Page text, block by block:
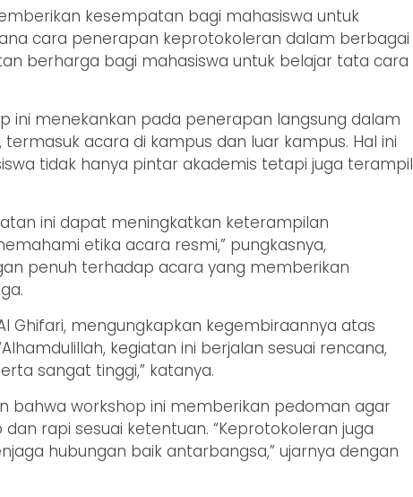
kesempatan bagi mahasiswa untuk
cara penerapan keprotokoleran dalam berbagai
berharga bagi mahasiswa untuk belajar tata cara
ini menekankan pada penerapan langsung dalam
acara di kampus dan luar kampus. Hal ini
tidak hanya pintar akademis tetapi juga terampil
ini dapat meningkatkan keterampilan
etika acara resmi,” pungkasnya,
penuh terhadap acara yang memberikan
Ghifari, mengungkapkan kegembiraannya atas
kegiatan ini berjalan sesuai rencana,
sangat tinggi,” katanya.
bahwa workshop ini memberikan pedoman agar
rapi sesuai ketentuan. “Keprotokoleran juga
hubungan baik antarbangsa,” ujarnya dengan